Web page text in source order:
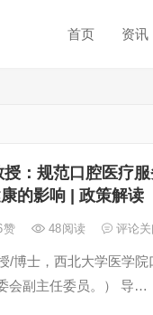
首页 资讯
授：规范口腔医疗
的影响 | 政策解读
赞 48阅读 评论关
/博士，西北大学医学
会副主任委员。） 导…